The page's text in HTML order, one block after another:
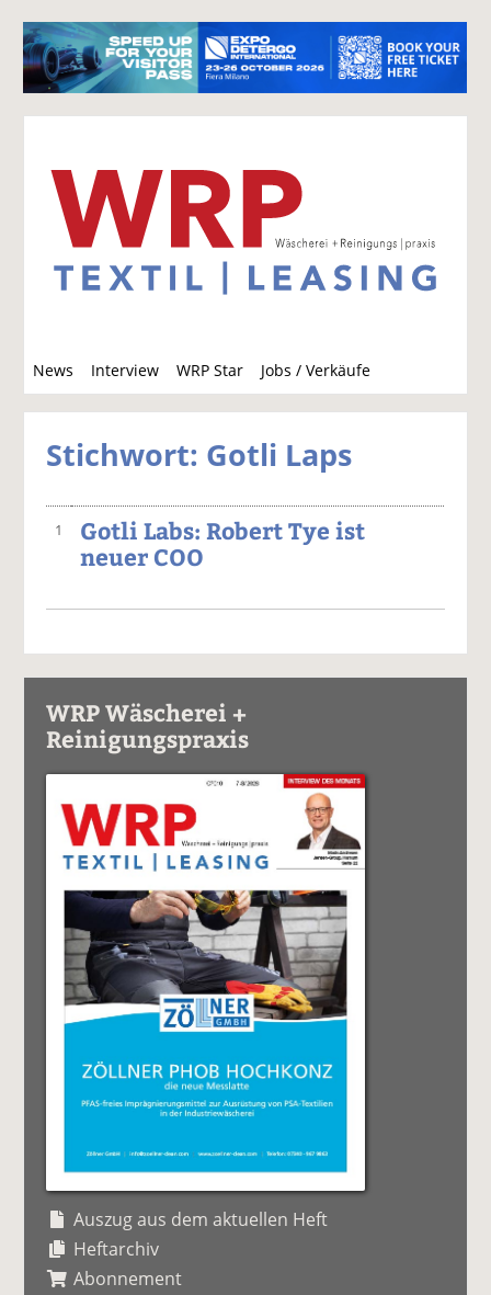
News Interview WRP Star Jobs / Verkäufe
u
c
Stichwort: Gotli Laps
1
Gotli Labs: Robert Tye ist
neuer COO
WRP Wäscherei +
Reinigungspraxis
Auszug aus dem aktuellen Heft
Heftarchiv
Abonnement